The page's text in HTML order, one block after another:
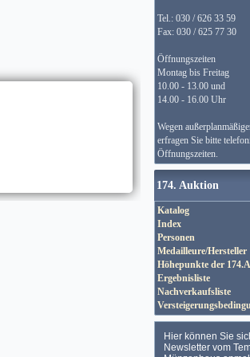
Tel.: 030 / 626 33 59
Fax: 030 / 625 77 30
Öffnungszeiten
Montag bis Freitag
10.00 - 13.00 und
14.00 - 16.00 Uhr
Wegen
erfragen Sie bitte
Öffnungszeiten.
174. Auktion
Katalog
Index
Personen
Medailleure/Hersteller
Höhepunkte der
Ergebnisliste
Nachverkaufsliste